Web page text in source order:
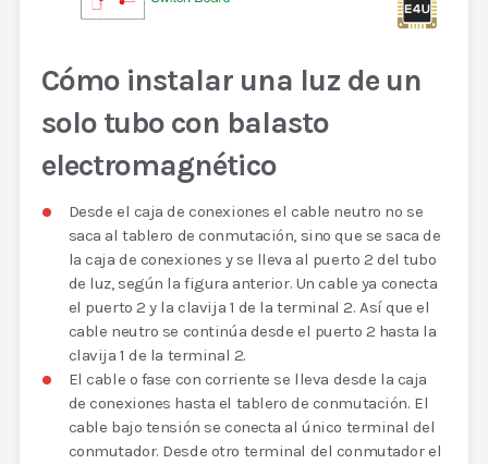
Cómo instalar una luz de un
solo tubo con balasto
electromagnético
Desde el caja de conexiones el cable neutro no se
saca al tablero de conmutación, sino que se saca de
la caja de conexiones y se lleva al puerto 2 del tubo
de luz, según la figura anterior. Un cable ya conecta
el puerto 2 y la clavija 1 de la terminal 2. Así que el
cable neutro se continúa desde el puerto 2 hasta la
clavija 1 de la terminal 2.
El cable o fase con corriente se lleva desde la caja
de conexiones hasta el tablero de conmutación. El
cable bajo tensión se conecta al único terminal del
conmutador. Desde otro terminal del conmutador el